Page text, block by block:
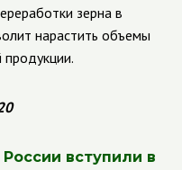
зерна в
нарастить объемы
вступили в